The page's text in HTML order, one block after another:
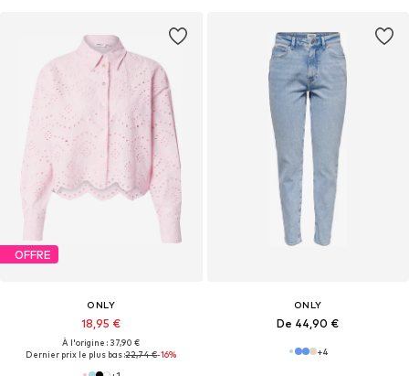
OFFRE
ONLY
18,95 €
À l'origine : 37,90 €
Dernier prix le plus bas :22,74 €-16%
ONLY
De 44,90 €
+4